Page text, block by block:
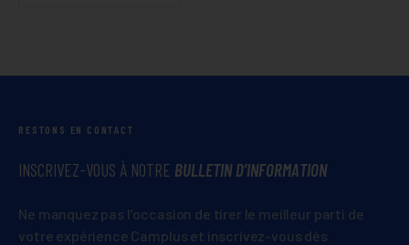
RESTONS EN CONTACT
INSCRIVEZ-VOUS À NOTRE BULLETIN D’INFORMATION
Ne manquez pas l’occasion de tirer le meilleur parti de
votre expérience Camplus et inscrivez-vous dès